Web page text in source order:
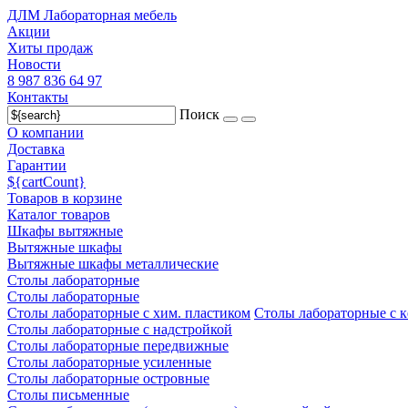
ДЛМ Лабораторная мебель
Акции
Хиты продаж
Новости
8 987 836 64 97
Контакты
Поиск
О компании
Доставка
Гарантии
${cartCount}
Товаров в корзине
Каталог товаров
Шкафы вытяжные
Вытяжные шкафы
Вытяжные шкафы металлические
Столы лабораторные
Столы лабораторные
Столы лабораторные с хим. пластиком Столы лабораторные с
Столы лабораторные с надстройкой
Столы лабораторные передвижные
Столы лабораторные усиленные
Столы лабораторные островные
Столы письменные